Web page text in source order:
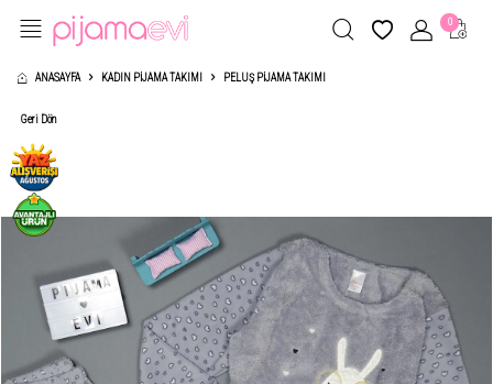
0
ANASAYFA KADIN PIJAMA TAKIMI PELUŞ PIJAMA TAKIMI
Geri Dön